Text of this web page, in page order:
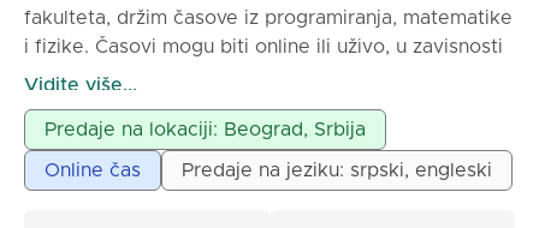
fakulteta, držim časove iz programiranja, matematike
i fizike. Časovi mogu biti online ili uživo, u zavisnosti
od dogovora.
Vidite više...
Predaje na lokaciji: Beograd, Srbija
Online čas Predaje na jeziku: srpski, engleski